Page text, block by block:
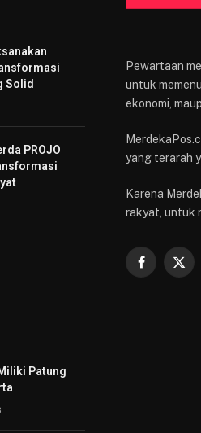
Solid
PROJO
Pewartaan
untuk
ekonomi,
yang terarah
Karena
rakyat, untuk
Facebook
X
Patung